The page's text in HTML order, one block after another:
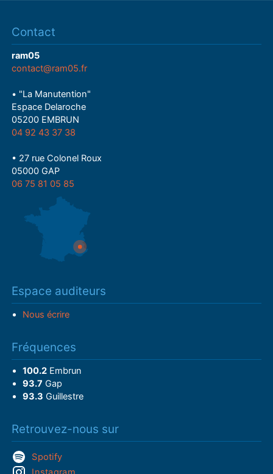
Contact
ram05
contact@ram05.fr
• "La Manutention"
Espace Delaroche
05200 EMBRUN
04 92 43 37 38
• 27 rue Colonel Roux
05000 GAP
06 75 81 05 85
Espace auditeurs
Nous écrire
Fréquences
100.2Embrun
93.7 Gap
93.3 Guillestre
Retrouvez-nous sur
Spotify